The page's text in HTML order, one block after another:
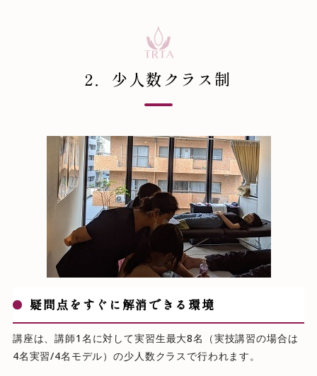
2．少人数クラス制
疑問点をすぐに解消できる環境
講座は、講師1名に対して実習生最大8名（実技講習の場合は
4名実習/4名モデル）の少人数クラスで行われます。